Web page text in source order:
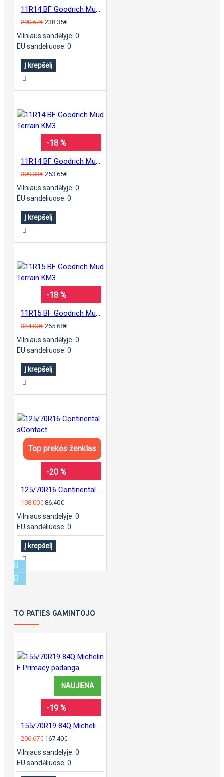
290.67€ 238.35€
Vilniaus sandėlyje: 0
EU sandėliuose: 0
Į krepšelį
-18 %
309.33€ 253.65€
Vilniaus sandėlyje: 0
EU sandėliuose: 0
Į krepšelį
-18 %
324.00€ 265.68€
Vilniaus sandėlyje: 0
EU sandėliuose: 0
Į krepšelį
Top prekės ženklas
-20 %
108.00€ 86.40€
Vilniaus sandėlyje: 0
EU sandėliuose: 0
Į krepšelį
TO PATIES GAMINTOJO
NAUJIENA
-19 %
206.67€ 167.40€
Vilniaus sandėlyje: 0
EU sandėliuose: 0